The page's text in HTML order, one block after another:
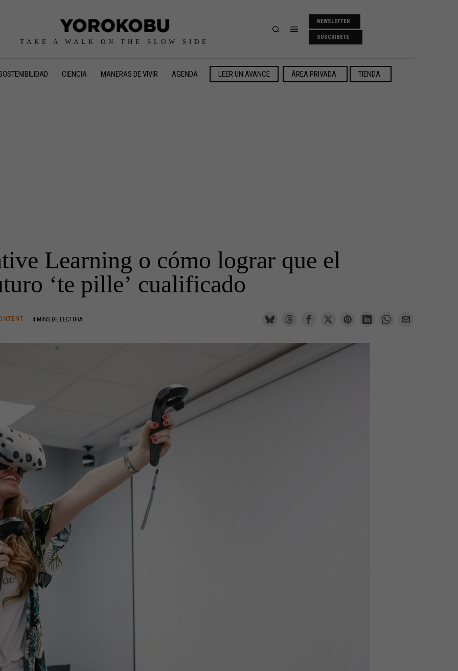
TAKE A WALK ON THE SLOW SIDE
NEWSLETTER
SUSCRÍBETE
CIENCIA MANERAS DE VIVIR AGENDA LEER UN AVANCE ÁREA PRIVADA TIENDA
Learning o cómo lograr que el
‘te pille’ cualificado
4 MINS DE LECTURA